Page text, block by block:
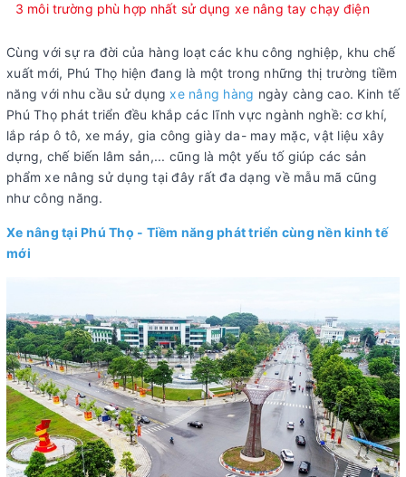
3 môi trường phù hợp nhất sử dụng xe nâng tay chạy điện
Cùng với sự ra đời của hàng loạt các khu công nghiệp, khu chế
xuất mới, Phú Thọ hiện đang là một trong những thị trường tiềm
năng với nhu cầu sử dụngxe nâng hàng ngày càng cao. Kinh tế
Phú Thọ phát triển đều khắp các lĩnh vực ngành nghề: cơ khí,
lắp ráp ô tô, xe máy, gia công giày da- may mặc, vật liệu xây
dựng, chế biến lâm sản,... cũng là một yếu tố giúp các sản
phẩm xe nâng sử dụng tại đây rất đa dạng về mẫu mã cũng
như công năng.
Xe nâng tại Phú Thọ - Tiềm năng phát triển cùng nền kinh tế
mới